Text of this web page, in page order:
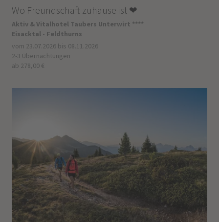
Wo Freundschaft zuhause ist ❤
Aktiv & Vitalhotel Taubers Unterwirt ****
Eisacktal - Feldthurns
vom 23.07.2026 bis 08.11.2026
2-3 Übernachtungen
ab 278,00 €